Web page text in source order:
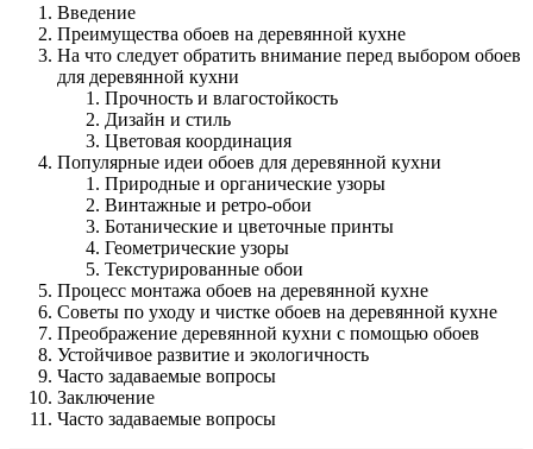
Введение
Преимущества обоев на деревянной кухне
На что следует обратить внимание перед выбором обоев
для деревянной кухни
Прочность и влагостойкость
Дизайн и стиль
Цветовая координация
Популярные идеи обоев для деревянной кухни
Природные и органические узоры
Винтажные и ретро-обои
Ботанические и цветочные принты
Геометрические узоры
Текстурированные обои
Процесс монтажа обоев на деревянной кухне
Советы по уходу и чистке обоев на деревянной кухне
Преображение деревянной кухни с помощью обоев
Устойчивое развитие и экологичность
Часто задаваемые вопросы
Заключение
Часто задаваемые вопросы